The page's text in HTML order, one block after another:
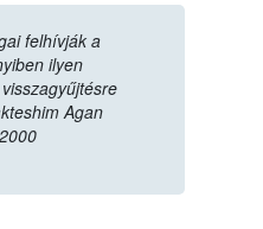
felhívják a
ilyen
Agan